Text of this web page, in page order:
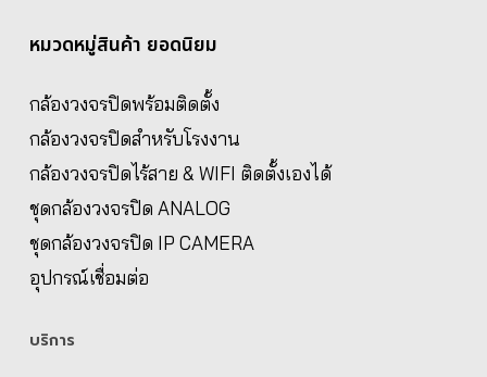
หมวดหมู่สินค้า ยอดนิยม
กล้องวงจรปิดพร้อมติดตั้ง
กล้องวงจรปิดสำหรับโรงงาน
กล้องวงจรปิดไร้สาย & WIFI ติดตั้งเองได้
ชุดกล้องวงจรปิด ANALOG
ชุดกล้องวงจรปิด IP CAMERA
อุปกรณ์เชื่อมต่อ
บริการ